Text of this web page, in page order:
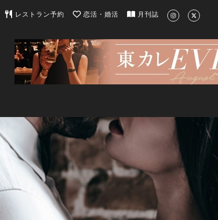
東京カレンダー | 最新のグルメ、洗練されたライフスタイル情報
レストラン予約 恋活・婚活 月刊誌